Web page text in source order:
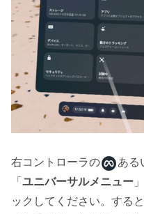
右コントローラの ある
「 ユニバーサルメニュー
ックしてください。する